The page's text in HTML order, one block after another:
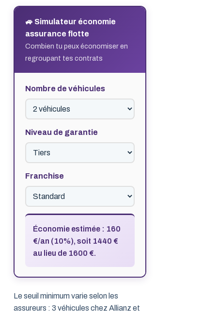
🚙 Simulateur économie
assurance flotte
Combien tu peux économiser en
regroupant tes contrats
Nombre de véhicules
Niveau de garantie
Franchise
Économie estimée : 160
€/an (10%), soit 1440 €
au lieu de 1600 €.
Le seuil minimum varie selon les
assureurs : 3 véhicules chez Allianz et